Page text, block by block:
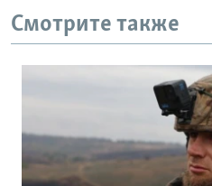
Смотрите также